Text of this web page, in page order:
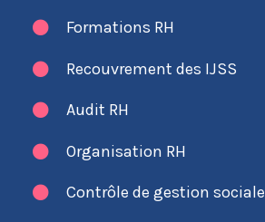
Formations RH
Recouvrement des IJSS
Audit RH
Organisation RH
Contrôle de gestion sociale